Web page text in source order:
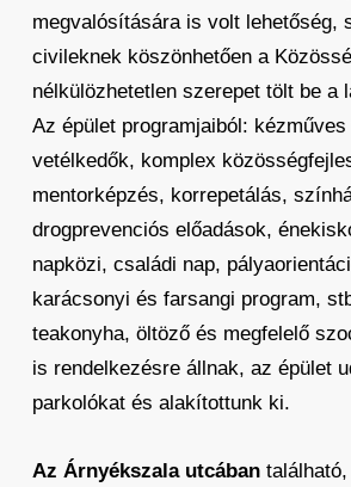
megvalósítására is volt lehetőség,
civileknek köszönhetően a
nélkülözhetetlen szerepet tölt be a
Az épület programjaiból:
vetélkedők, komplex
mentorképzés, korrepetálás,
drogprevenciós előadások,
napközi, családi nap,
karácsonyi és farsangi program,
teakonyha, öltöző és megfelelő
is rendelkezésre állnak, az épület
parkolókat és alakítottunk ki.
Az Árnyékszala utcábantalálható,